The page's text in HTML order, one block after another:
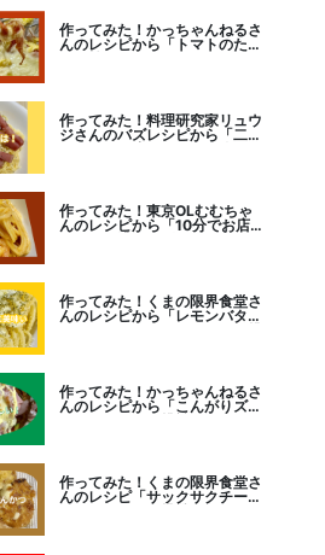
作ってみた！かっちゃんねるさ
んのレシピから「トマトのたま
作ってみた！料理研究家リュウ
ジさんのバズレシピから「二度
作ってみた！東京OLむむちゃ
んのレシピから「10分でお店
作ってみた！くまの限界食堂さ
んのレシピから「レモンバター
作ってみた！かっちゃんねるさ
んのレシピから「こんがりズッ
作ってみた！くまの限界食堂さ
んのレシピ「サックサクチーズ